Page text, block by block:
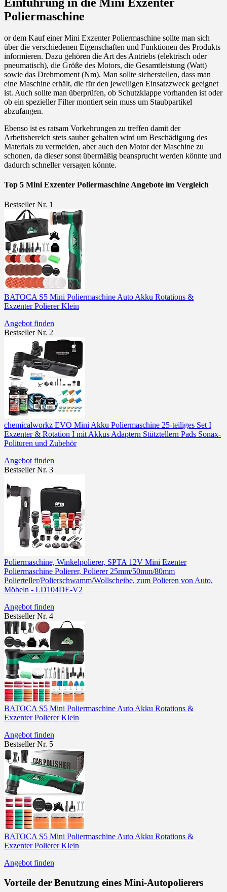
Poliermaschine
or dem Kauf einer Mini Exzenter Poliermaschine sollte man sich
über die verschiedenen Eigenschaften und Funktionen des Produkts
informieren. Dazu gehören die Art des Antriebs (elektrisch oder
pneumatisch), die Größe des Motors, die Gesamtleistung (Watt)
sowie das Drehmoment (Nm). Man sollte sicherstellen, dass man
eine Maschine erhält, die für den jeweiligen Einsatzzweck geeignet
ist. Auch sollte man überprüfen, ob Schutzklappe vorhanden ist oder
ob ein spezieller Filter montiert sein muss um Staubpartikel
abzufangen.
Ebenso ist es ratsam Vorkehrungen zu treffen damit der
Arbeitsbereich stets sauber gehalten wird um Beschädigung des
Materials zu vermeiden, aber auch den Motor der Maschine zu
schonen, da dieser sonst übermäßig beansprucht werden könnte und
dadurch schneller versagen könnte.
Top 5 Mini Exzenter Poliermaschine Angebote im Vergleich
Bestseller Nr. 1
BATOCA S5 Mini Poliermaschine Auto Akku Rotations &
Exzenter Polierer Klein
Angebot finden
Bestseller Nr. 2
chemicalworkz EVO Mini Akku Poliermaschine 25-teiliges Set I
Exzenter & Rotation I mit Akkus Adaptern Stütztellern Pads Sonax-
Polituren und Zubehör
Angebot finden
Bestseller Nr. 3
Poliermaschine, Winkelpolierer, SPTA 12V Mini Ezenter
Poliermaschine Polierer, Polierer 25mm/50mm/80mm
Polierteller/Polierschwamm/Wollscheibe, zum Polieren von Auto,
Möbeln - LD104DE-V2
Angebot finden
Bestseller Nr. 4
BATOCA S5 Mini Poliermaschine Auto Akku Rotations &
Exzenter Polierer Klein
Angebot finden
Bestseller Nr. 5
BATOCA S5 Mini Poliermaschine Auto Akku Rotations &
Exzenter Polierer Klein
Angebot finden
Vorteile der Benutzung eines Mini-Autopolierers